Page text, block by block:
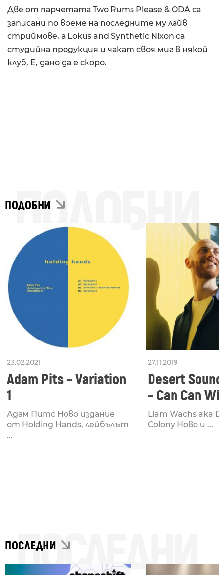
Две от парчетата Two Rums Please & ODA са
записани по време на последните му лайв
стриймове, а Lokus and Synthetic Nixon са
студийна продукция и чакат своя миг в някой
клуб. Е, дано да е скоро.
ПОДОБНИ
ПОДОБНИ
23.02.2021
Adam Pits – Variation
1
Адам Питс Ново издание
от Holding Hands, лейбълът
...
27.11.2019
Desert
– Can Can
Liam Wachs aka
Colony Ново и ...
ПОСЛЕДНИ
ПОСЛЕДНИ